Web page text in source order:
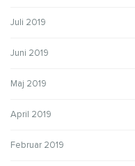
Juli 2019
Juni 2019
Maj 2019
April 2019
Februar 2019